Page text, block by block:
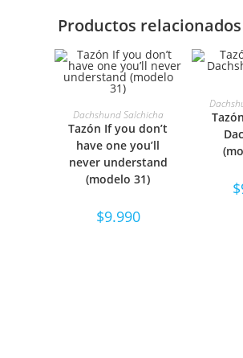
Productos relacionados
SELECCIONAR
OPCIONES
Dachshund Salchicha
Tazón If you don’t
have one you’ll
never understand
(modelo 31)
$9.990
$